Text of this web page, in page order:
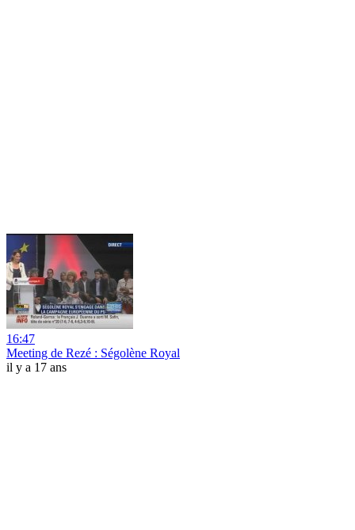
16:47
Meeting de Rezé : Ségolène Royal
il y a 17 ans